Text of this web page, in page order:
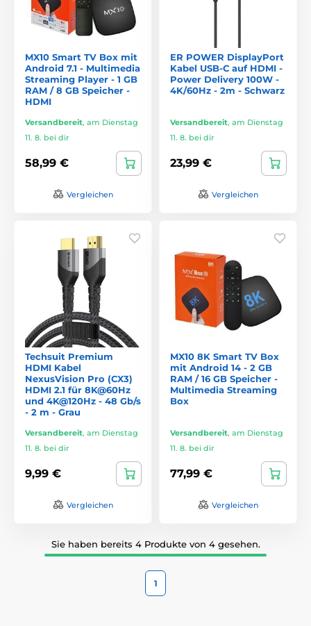
MX10 Smart TV Box mit
Android 7.1 - Multimedia
Streaming Player - 1 GB
RAM / 8 GB Speicher -
HDMI
Versandbereit, am Dienstag
11. 8. bei dir
58,99 €
Vergleichen
ER POWER DisplayPort
Kabel USB-C auf HDMI -
Power Delivery 100W -
4K/60Hz - 2m - Schwarz
Versandbereit, am Dienstag
11. 8. bei dir
23,99 €
Vergleichen
Techsuit Premium
HDMI Kabel
NexusVision Pro (CX3)
HDMI 2.1 für 8K@60Hz
und 4K@120Hz - 48 Gb/s
- 2 m - Grau
Versandbereit, am Dienstag
11. 8. bei dir
9,99 €
Vergleichen
MX10 8K Smart TV Box
mit Android 14 - 2 GB
RAM / 16 GB Speicher -
Multimedia Streaming
Box
Versandbereit, am Dienstag
11. 8. bei dir
77,99 €
Vergleichen
Sie haben bereits 4 Produkte von 4 gesehen.
1